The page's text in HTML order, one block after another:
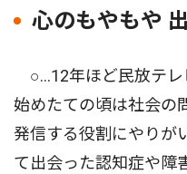
心のもやもや
○…12年ほど民放テレ
始めたての頃は社会の
発信する役割にやりが
て出会った認知症や障